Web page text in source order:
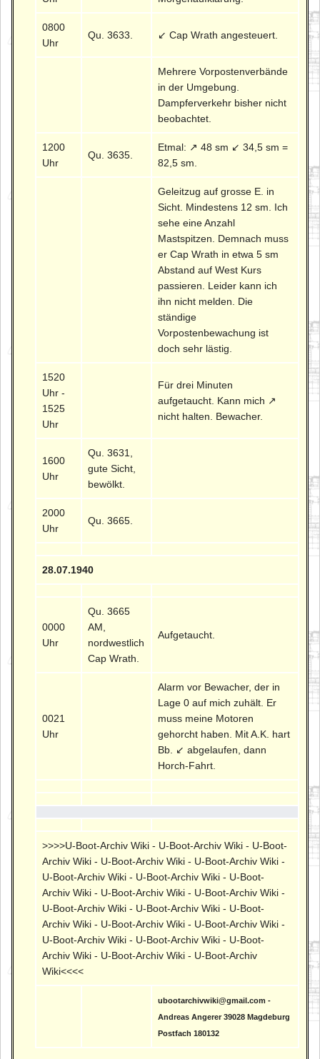
0800
Uhr
Qu. 3633. ↙ Cap Wrath angesteuert.
Mehrere Vorpostenverbände
in der Umgebung.
Dampferverkehr bisher nicht
beobachtet.
1200
Uhr
Qu. 3635.
Etmal: ↗ 48 sm ↙ 34,5 sm =
82,5 sm.
Geleitzug auf grosse E. in
Sicht. Mindestens 12 sm. Ich
sehe eine Anzahl
Mastspitzen. Demnach muss
er Cap Wrath in etwa 5 sm
Abstand auf West Kurs
passieren. Leider kann ich
ihn nicht melden. Die
ständige
Vorpostenbewachung ist
doch sehr lästig.
1520
Uhr -
1525
Uhr
Für drei Minuten
aufgetaucht. Kann mich ↗
nicht halten. Bewacher.
1600
Uhr
Qu. 3631,
gute Sicht,
bewölkt.
2000
Uhr
Qu. 3665.
28.07.1940
0000
Uhr
Qu. 3665
AM,
nordwestlich
Cap Wrath.
Aufgetaucht.
0021
Uhr
Alarm vor Bewacher, der in
Lage 0 auf mich zuhält. Er
muss meine Motoren
gehorcht haben. Mit A.K. hart
Bb. ↙ abgelaufen, dann
Horch-Fahrt.
>>>>U-Boot-Archiv Wiki - U-Boot-Archiv Wiki - U-Boot-
Archiv Wiki - U-Boot-Archiv Wiki - U-Boot-Archiv Wiki -
U-Boot-Archiv Wiki - U-Boot-Archiv Wiki - U-Boot-
Archiv Wiki - U-Boot-Archiv Wiki - U-Boot-Archiv Wiki -
U-Boot-Archiv Wiki - U-Boot-Archiv Wiki - U-Boot-
Archiv Wiki - U-Boot-Archiv Wiki - U-Boot-Archiv Wiki -
U-Boot-Archiv Wiki - U-Boot-Archiv Wiki - U-Boot-
Archiv Wiki - U-Boot-Archiv Wiki - U-Boot-Archiv
Wiki<<<<
ubootarchivwiki@gmail.com -
Andreas Angerer 39028 Magdeburg
Postfach 180132